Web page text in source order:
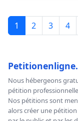
1 2 3 4
Nous hébergeons
pétition
Nos pétitions sont
alors créer une